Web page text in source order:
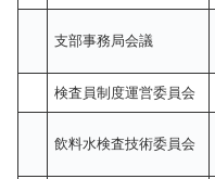
支部事務局会議
検査員制度運営委員会
飲料水検査技術委員会